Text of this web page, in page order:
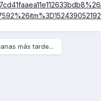
más tarde...